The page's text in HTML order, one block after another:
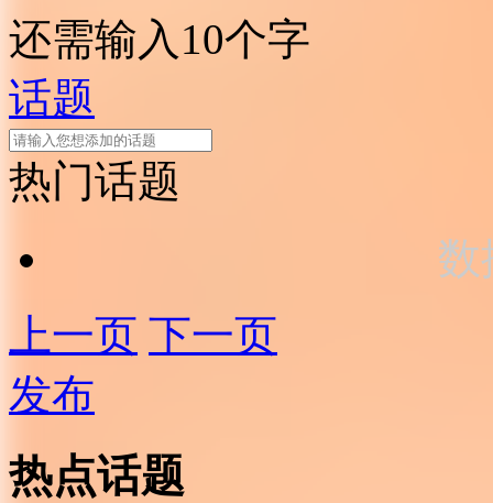
还需输入10个字
话题
热门话题
数
上一页 下一页
发布
热点话题